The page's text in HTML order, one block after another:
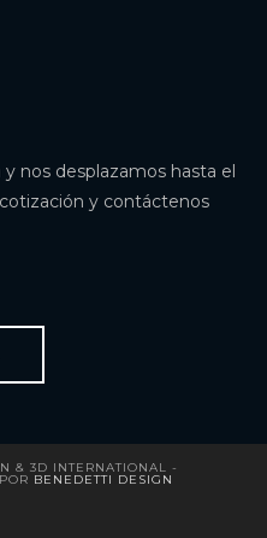
nos desplazamos hasta el
y contáctenos
& 3D INTERNATIONAL -
BENEDETTI DESIGN